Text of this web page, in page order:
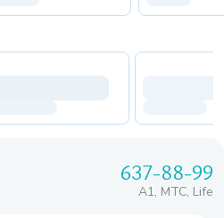
637-88-99
A1, МТС, Life